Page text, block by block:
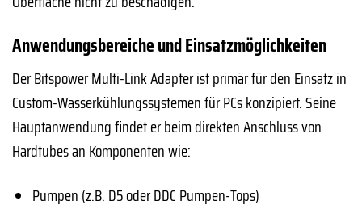
Anwendungsbereiche und Einsatzmöglichkeiten
Der Bitspower Multi-Link Adapter ist primär für den Einsatz in
Custom-Wasserkühlungssystemen für PCs konzipiert. Seine
Hauptanwendung findet er beim direkten Anschluss von
Hardtubes an Komponenten wie:
Pumpen (z.B. D5 oder DDC Pumpen-Tops)